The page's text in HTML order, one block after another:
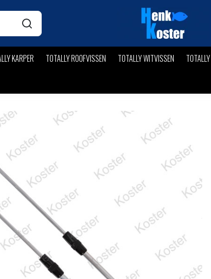
KARPER TOTALLY ROOFVISSEN TOTALLY WITVISSEN